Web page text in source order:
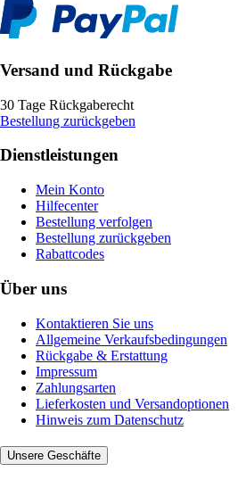
Versand und Rückgabe
30 Tage Rückgaberecht
Bestellung zurückgeben
Dienstleistungen
Mein Konto
Hilfecenter
Bestellung verfolgen
Bestellung zurückgeben
Rabattcodes
Über uns
Kontaktieren Sie uns
Allgemeine Verkaufsbedingungen
Rückgabe & Erstattung
Impressum
Zahlungsarten
Lieferkosten und Versandoptionen
Hinweis zum Datenschutz
Unsere Geschäfte